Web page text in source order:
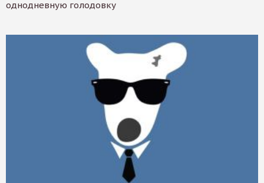
однодневную голодовку